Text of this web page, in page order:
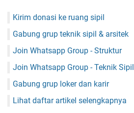
Kirim donasi ke ruang sipil
Gabung grup teknik sipil & arsitek
Join Whatsapp Group - Struktur
Join Whatsapp Group - Teknik Sipil
Gabung grup loker dan karir
Lihat daftar artikel selengkapnya